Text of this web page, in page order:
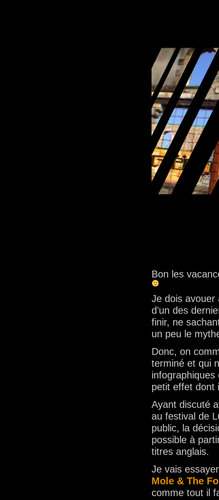
Bon les
Je dois avouer
d’un des
finir, ne
un peu le
Donc, on
terminé et qui
petit effet
Ayant discuté
au festival de
public, la
possible à
titres anglais.
Je vais
Mole & The
comme tout il